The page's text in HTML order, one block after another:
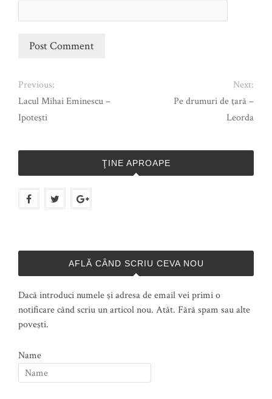
Previous:
Lacul Mihai Eminescu –
Ipoteşti
Next:
Pe drumuri de ţară –
Leorda
ŢINE APROAPE
AFLĂ CÂND SCRIU CEVA NOU
Dacă introduci numele şi adresa de email vei primi o
notificare când scriu un articol nou. Atât. Fără spam sau alte
poveşti.
Name